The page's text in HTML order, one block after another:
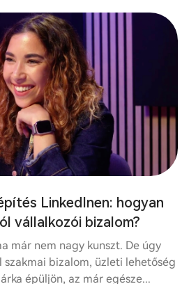
LinkedInen: hogyan
vállalkozói bizalom?
már nem nagy kunszt. De úgy
szakmai bizalom, üzleti lehetőség
épüljön, az már egésze...